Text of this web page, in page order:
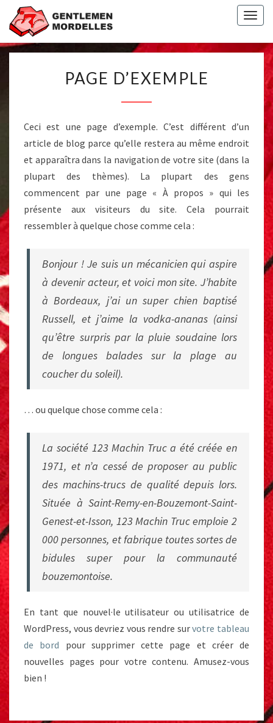
D’EXEMPLE
PAGE D’EXEMPLE
Ceci est une page d’exemple. C’est différent d’un
article de blog parce qu’elle restera au même endroit
et apparaîtra dans la navigation de votre site (dans la
plupart des thèmes). La plupart des gens
commencent par une page « À propos » qui les
présente aux visiteurs du site. Cela pourrait
ressembler à quelque chose comme cela :
Bonjour ! Je suis un mécanicien qui aspire
à devenir acteur, et voici mon site. J’habite
à Bordeaux, j’ai un super chien baptisé
Russell, et j’aime la vodka-ananas (ainsi
qu’être surpris par la pluie soudaine lors
de longues balades sur la plage au
coucher du soleil).
… ou quelque chose comme cela :
La société 123 Machin Truc a été créée en
1971, et n’a cessé de proposer au public
des machins-trucs de qualité depuis lors.
Située à Saint-Remy-en-Bouzemont-Saint-
Genest-et-Isson, 123 Machin Truc emploie 2
000 personnes, et fabrique toutes sortes de
bidules super pour la communauté
bouzemontoise.
En tant que nouvel·le utilisateur ou utilisatrice de
WordPress, vous devriez vous rendre survotre tableau
de bord pour supprimer cette page et créer de
nouvelles pages pour votre contenu. Amusez-vous
bien !